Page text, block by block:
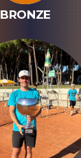
BRONZE